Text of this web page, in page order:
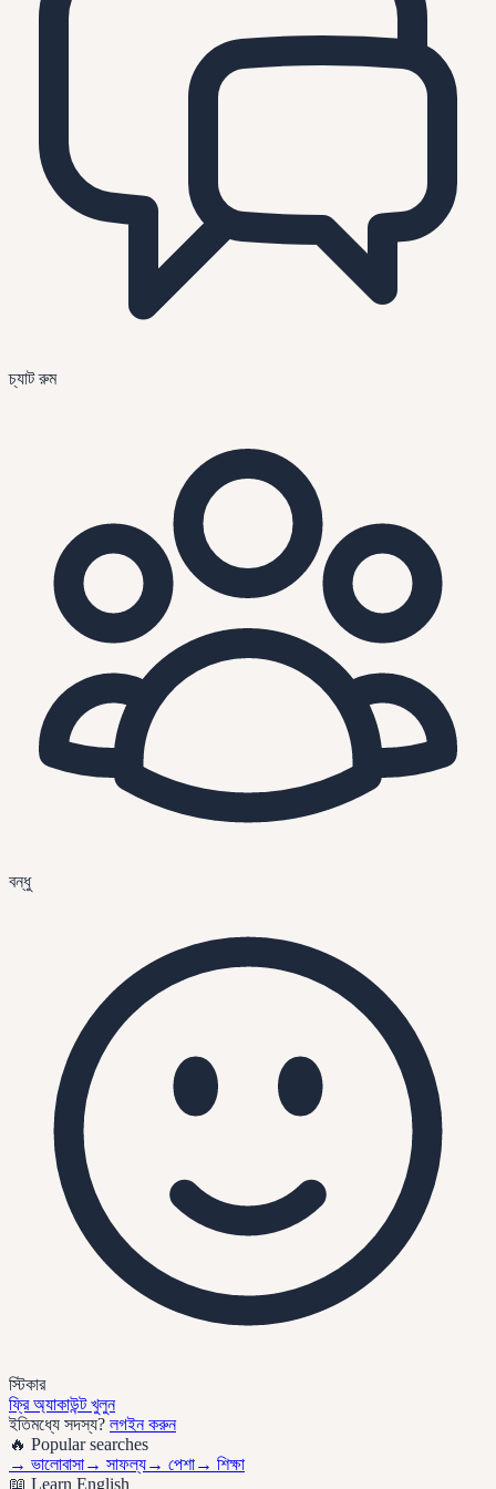
চ্যাট রুম
বন্ধু
স্টিকার
ফ্রি অ্যাকাউন্ট খুলুন
ইতিমধ্যে সদস্য? লগইন করুন
🔥 Popular searches
→ ভালোবাসা→ সাফল্য→ পেশা→ শিক্ষা
📖 Learn English